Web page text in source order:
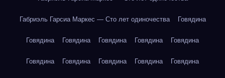
Габриэль Гарсиа Маркес — Сто лет одиночества Говядина
Говядина Говядина Говядина Говядина Говядина
Говядина Говядина Говядина Говядина Говядина